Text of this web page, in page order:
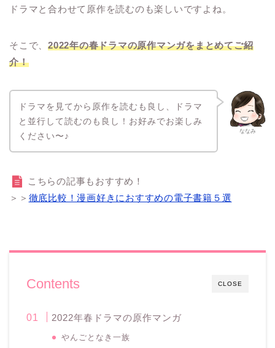
ドラマと合わせて原作を読むのも楽しいですよね。
そこで、2022年の春ドラマの原作マンガをまとめてご紹
介！
ななみ
ドラマを見てから原作を読むも良し、ドラマ
と並行して読むのも良し！お好みでお楽しみ
ください〜♪
こちらの記事もおすすめ！
＞＞ 徹底比較！漫画好きにおすすめの電子書籍５選
CLOSE
Contents
2022年春ドラマの原作マンガ
やんごとなき一族